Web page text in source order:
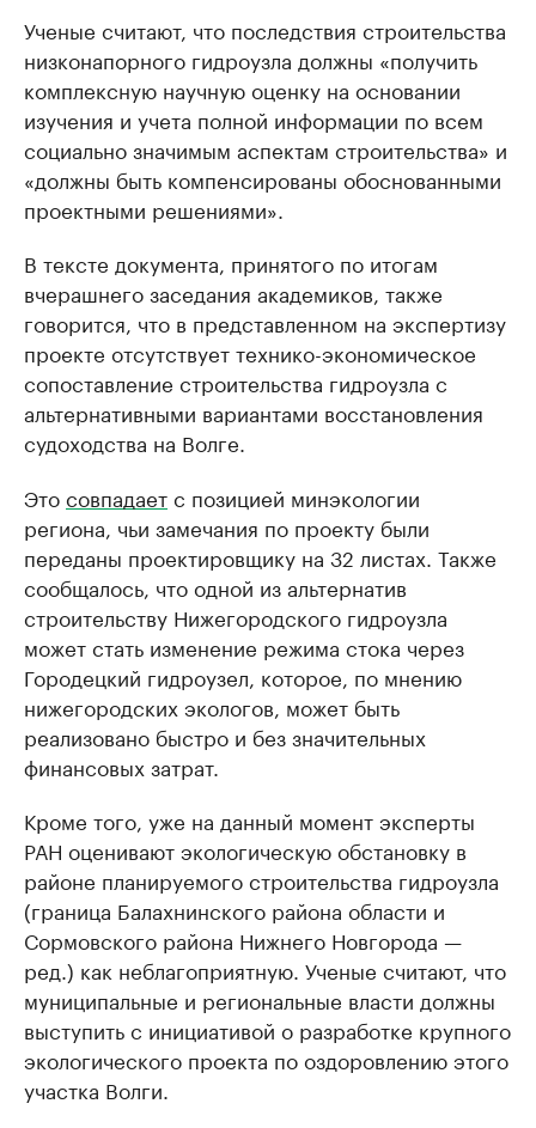
Ученые считают, что последствия строительства
низконапорного гидроузла должны «получить
комплексную научную оценку на основании
изучения и учета полной информации по всем
социально значимым аспектам строительства» и
«должны быть компенсированы обоснованными
проектными решениями».
В тексте документа, принятого по итогам
вчерашнего заседания академиков, также
говорится, что в представленном на экспертизу
проекте отсутствует технико-экономическое
сопоставление строительства гидроузла с
альтернативными вариантами восстановления
судоходства на Волге.
Этосовпадаетс позицией минэкологии
региона, чьи замечания по проекту были
переданы проектировщику на 32 листах. Также
сообщалось, что одной из альтернатив
строительству Нижегородского гидроузла
может стать изменение режима стока через
Городецкий гидроузел, которое, по мнению
нижегородских экологов, может быть
реализовано быстро и без значительных
финансовых затрат.
Кроме того, уже на данный момент эксперты
РАН оценивают экологическую обстановку в
районе планируемого строительства гидроузла
(граница Балахнинского района области и
Сормовского района Нижнего Новгорода —
ред.) как неблагоприятную. Ученые считают, что
муниципальные и региональные власти должны
выступить с инициативой о разработке крупного
экологического проекта по оздоровлению этого
участка Волги.